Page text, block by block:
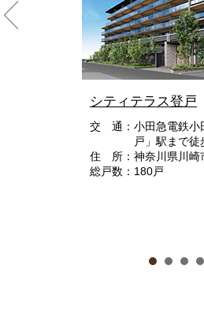
シティテラス登戸
交 通：小田急電鉄小
戸」駅まで徒
住 所：神奈川県川崎
総戸数：180戸